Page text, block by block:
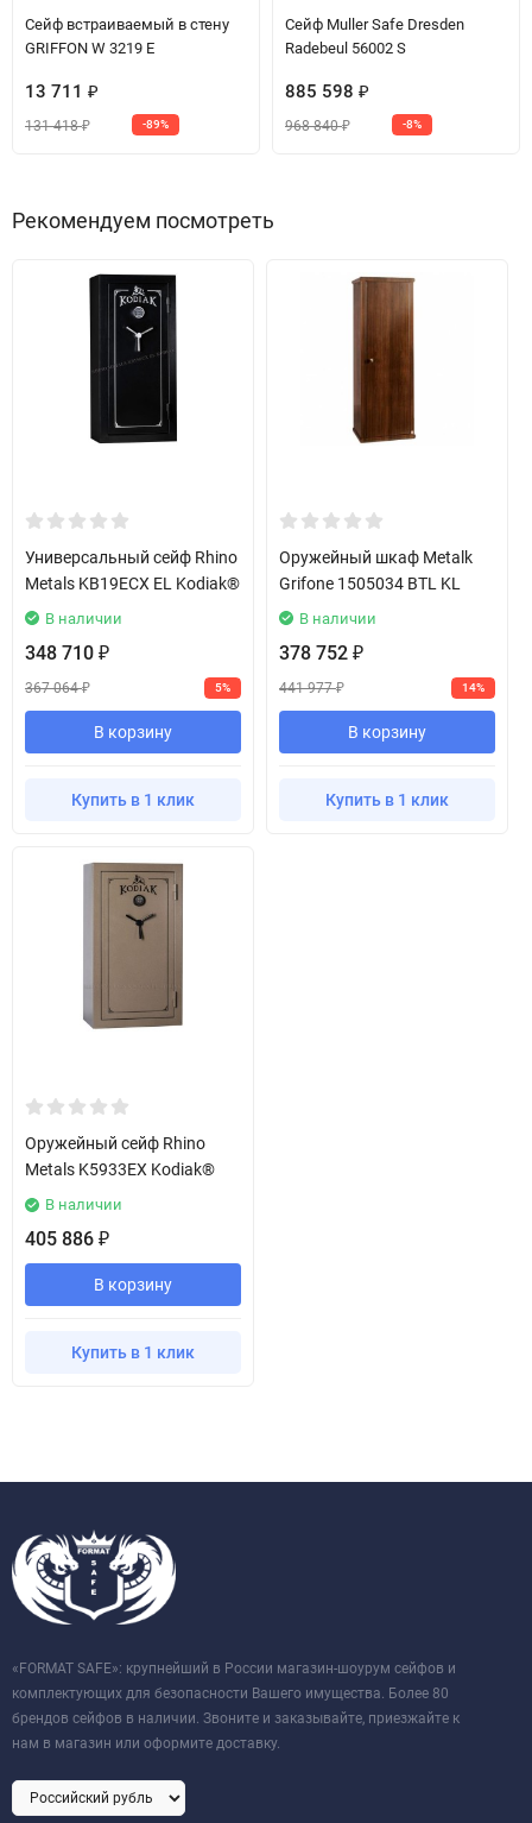
Сейф встраиваемый в стену
GRIFFON W 3219 E
13 711 ₽
131 418₽ -89%
Сейф Muller Safe Dresden
Radebeul 56002 S
885 598 ₽
968 840₽ -8%
Рекомендуем посмотреть
Универсальный сейф Rhino
Metals KB19ECX EL Kodiak®
В наличии
348 710 ₽
367 064₽ 5%
В корзину
Купить в 1 клик
Оружейный шкаф Metalk
Grifone 1505034 BTL KL
В наличии
378 752 ₽
441 977₽ 14%
В корзину
Купить в 1 клик
Оружейный сейф Rhino
Metals K5933EX Kodiak®
В наличии
405 886 ₽
В корзину
Купить в 1 клик
«FORMAT SAFE»: крупнейший в России магазин-шоурум сейфов и
комплектующих для безопасности Вашего имущества. Более 80
брендов сейфов в наличии. Звоните и заказывайте, приезжайте к
нам в магазин или оформите доставку.